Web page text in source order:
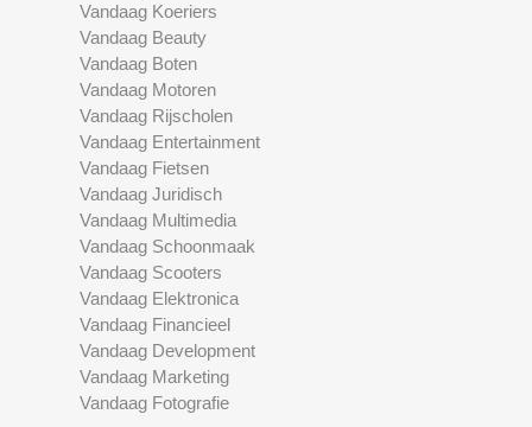
Vandaag Koeriers
Vandaag Beauty
Vandaag Boten
Vandaag Motoren
Vandaag Rijscholen
Vandaag Entertainment
Vandaag Fietsen
Vandaag Juridisch
Vandaag Multimedia
Vandaag Schoonmaak
Vandaag Scooters
Vandaag Elektronica
Vandaag Financieel
Vandaag Development
Vandaag Marketing
Vandaag Fotografie